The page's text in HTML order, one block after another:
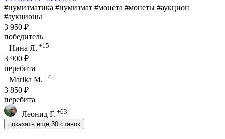
#нумизматика #нумизмат #монета #монеты #аукцион
#аукционы
3 950 ₽
победитель
Нина Я. +15
3 900 ₽
перебита
Marika M. +4
3 850 ₽
перебита
Леонид Г. +63
показать еще 30 ставок